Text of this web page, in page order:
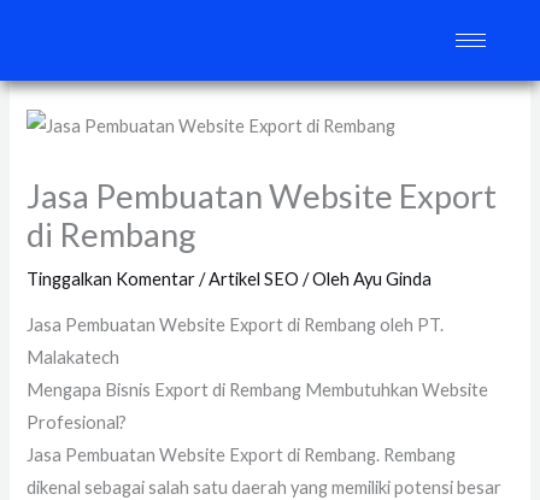
konten
Jasa Pembuatan Website Export
di Rembang
Tinggalkan Komentar /Artikel SEO / OlehAyu Ginda
Jasa Pembuatan Website Export di Rembang oleh PT.
Malakatech
Mengapa Bisnis Export di Rembang Membutuhkan Website
Profesional?
Jasa Pembuatan Website Export di Rembang. Rembang
dikenal sebagai salah satu daerah yang memiliki potensi besar